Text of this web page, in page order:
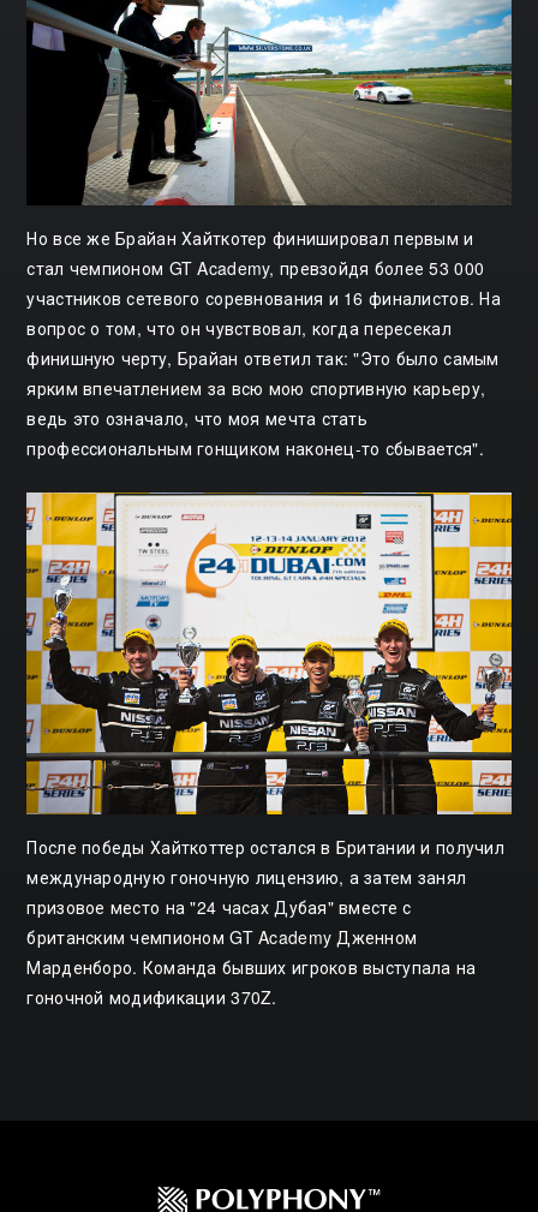
Но все же Брайан Хайткотер финишировал первым и
стал чемпионом GT Academy, превзойдя более 53 000
участников сетевого соревнования и 16 финалистов. На
вопрос о том, что он чувствовал, когда пересекал
финишную черту, Брайан ответил так: "Это было самым
ярким впечатлением за всю мою спортивную карьеру,
ведь это означало, что моя мечта стать
профессиональным гонщиком наконец-то сбывается".
После победы Хайткоттер остался в Британии и получил
международную гоночную лицензию, а затем занял
призовое место на "24 часах Дубая" вместе с
британским чемпионом GT Academy Дженном
Марденборо. Команда бывших игроков выступала на
гоночной модификации 370Z.